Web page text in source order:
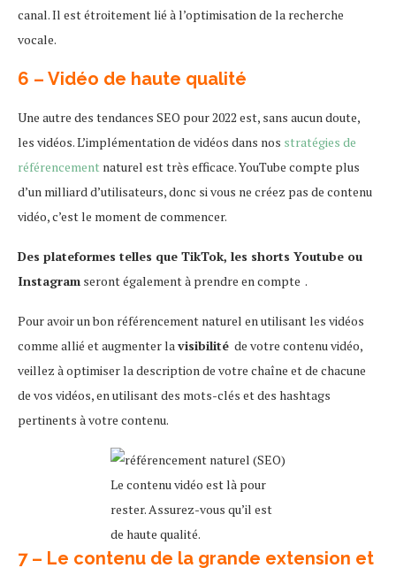
canal. Il est étroitement lié à l’optimisation de la recherche
vocale.
6 – Vidéo de haute qualité
Une autre des tendances SEO pour 2022 est, sans aucun doute,
les vidéos. L’implémentation de vidéos dans nos stratégies de
référencement naturel est très efficace. YouTube compte plus
d’un milliard d’utilisateurs, donc si vous ne créez pas de contenu
vidéo, c’est le moment de commencer.
Des plateformes telles que TikTok, les shorts Youtube ou
Instagram seront également à prendre en compte .
Pour avoir un bon référencement naturel en utilisant les vidéos
comme allié et augmenter lavisibilité de votre contenu vidéo,
veillez à optimiser la description de votre chaîne et de chacune
de vos vidéos, en utilisant des mots-clés et des hashtags
pertinents à votre contenu.
Le contenu vidéo est là pour
rester. Assurez-vous qu’il est
de haute qualité.
7 – Le contenu de la grande extension et